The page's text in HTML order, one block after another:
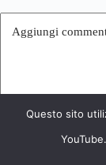
Aggiungi
Questo sito